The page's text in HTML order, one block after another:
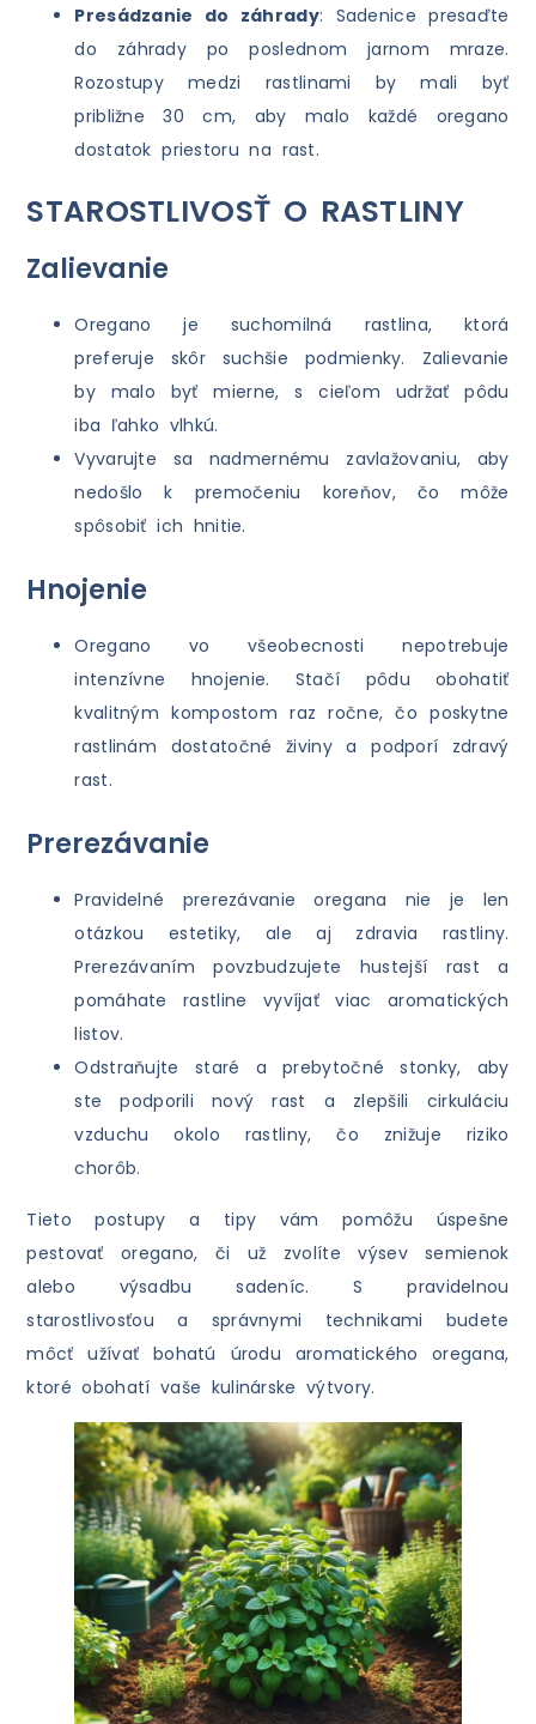
Presádzanie do záhrady: Sadenice presaďte
do záhrady po poslednom jarnom mraze.
Rozostupy medzi rastlinami by mali byť
približne 30 cm, aby malo každé oregano
dostatok priestoru na rast.
STAROSTLIVOSŤ O RASTLINY
Zalievanie
Oregano je suchomilná rastlina, ktorá
preferuje skôr suchšie podmienky. Zalievanie
by malo byť mierne, s cieľom udržať pôdu
iba ľahko vlhkú.
Vyvarujte sa nadmernému zavlažovaniu, aby
nedošlo k premočeniu koreňov, čo môže
spôsobiť ich hnitie.
Hnojenie
Oregano vo všeobecnosti nepotrebuje
intenzívne hnojenie. Stačí pôdu obohatiť
kvalitným kompostom raz ročne, čo poskytne
rastlinám dostatočné živiny a podporí zdravý
rast.
Prerezávanie
Pravidelné prerezávanie oregana nie je len
otázkou estetiky, ale aj zdravia rastliny.
Prerezávaním povzbudzujete hustejší rast a
pomáhate rastline vyvíjať viac aromatických
listov.
Odstraňujte staré a prebytočné stonky, aby
ste podporili nový rast a zlepšili cirkuláciu
vzduchu okolo rastliny, čo znižuje riziko
chorôb.
Tieto postupy a tipy vám pomôžu úspešne
pestovať oregano, či už zvolíte výsev semienok
alebo výsadbu sadeníc. S pravidelnou
starostlivosťou a správnymi technikami budete
môcť užívať bohatú úrodu aromatického oregana,
ktoré obohatí vaše kulinárske výtvory.